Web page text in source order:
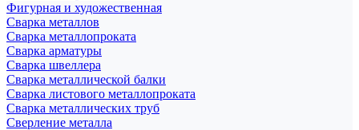
Фигурная и художественная
Сварка металлов
Сварка металлопроката
Сварка арматуры
Сварка швеллера
Сварка металлической балки
Сварка листового металлопроката
Сварка металлических труб
Сверление металла